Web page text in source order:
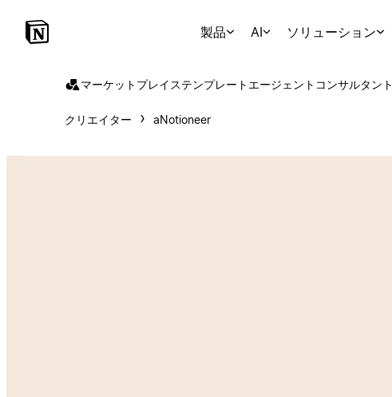
製品 AI ソリューション
マーケットプレイステンプレート エージェント コンサルタント
クリエイター aNotioneer